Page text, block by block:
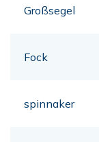
Großsegel
Fock
spinnaker